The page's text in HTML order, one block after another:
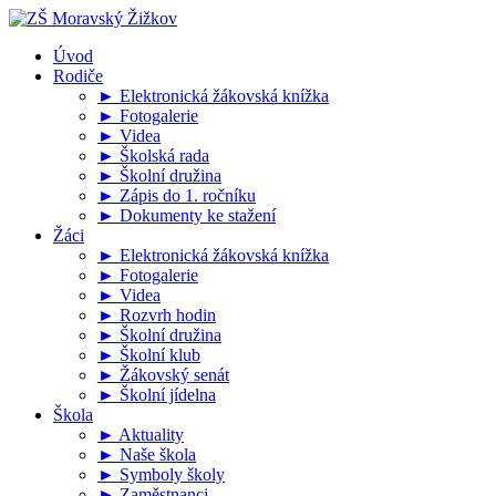
Úvod
Rodiče
► Elektronická žákovská knížka
► Fotogalerie
► Videa
► Školská rada
► Školní družina
► Zápis do 1. ročníku
► Dokumenty ke stažení
Žáci
► Elektronická žákovská knížka
► Fotogalerie
► Videa
► Rozvrh hodin
► Školní družina
► Školní klub
► Žákovský senát
► Školní jídelna
Škola
► Aktuality
► Naše škola
► Symboly školy